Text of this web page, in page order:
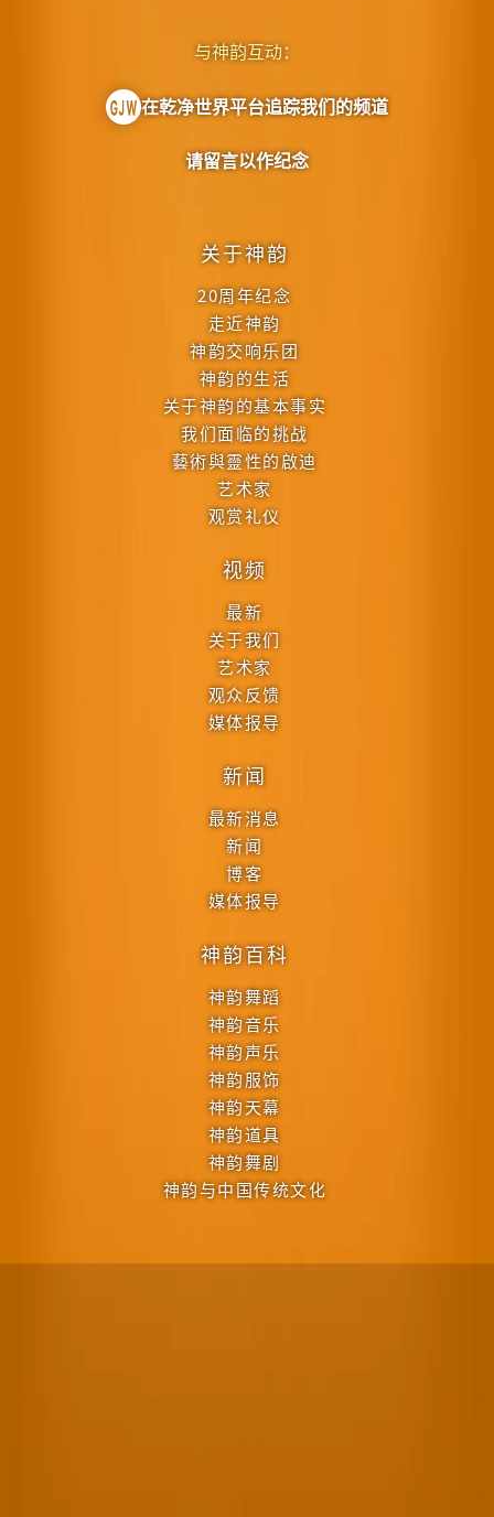
关于神韵
20周年纪念
走近神韵
神韵交响乐团
神韵的生活
关于神韵的基本事实
我们面临的挑战
藝術與靈性的啟迪
艺术家
观赏礼仪
视频
最新
关于我们
艺术家
观众反馈
媒体报导
新闻
最新消息
新闻
博客
媒体报导
神韵百科
神韵舞蹈
神韵音乐
神韵声乐
神韵服饰
神韵天幕
神韵道具
神韵舞剧
神韵与中国传统文化
与神韵互动：
在乾净世界平台追踪我们的频道
请留言以作纪念